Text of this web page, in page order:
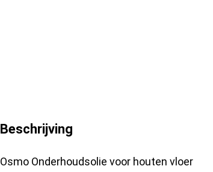
Beschrijving
Osmo Onderhoudsolie voor houten vloer